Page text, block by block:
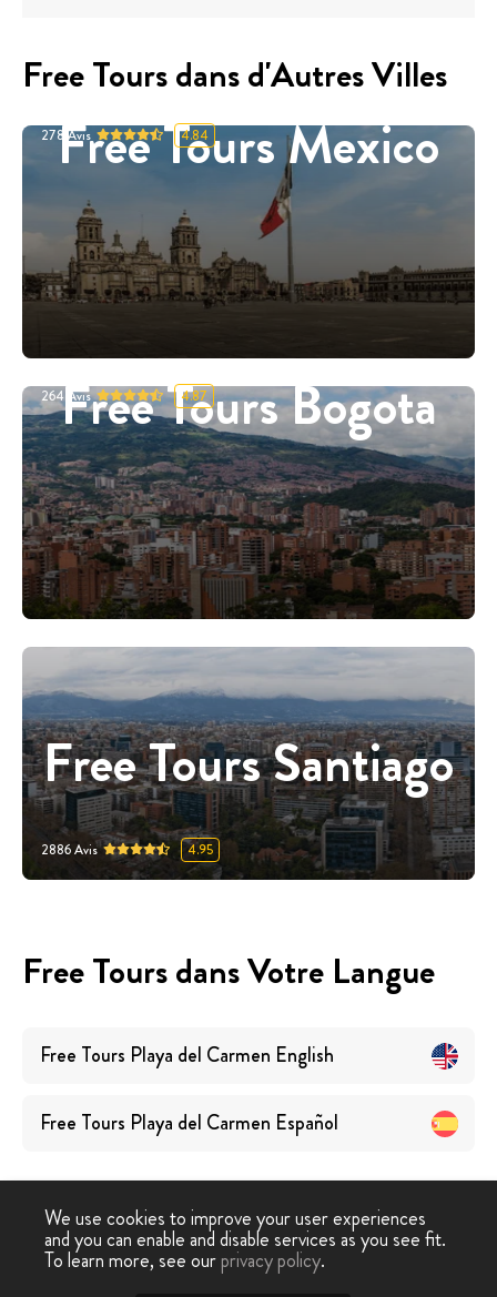
Free Tours dans d'Autres Villes
Free Tours Mexico
278 Avis 4.84
Free Tours Bogota
264 Avis 4.87
Free Tours Santiago
2886Avis 4.95
Free Tours dans Votre Langue
Free Tours Playa del Carmen English
Free Tours Playa del Carmen Español
Free Tour › Playa del Carmen
We use cookies to improve your user experiences
and you can enable and disable services as you see fit.
To learn more, see ourprivacy policy.